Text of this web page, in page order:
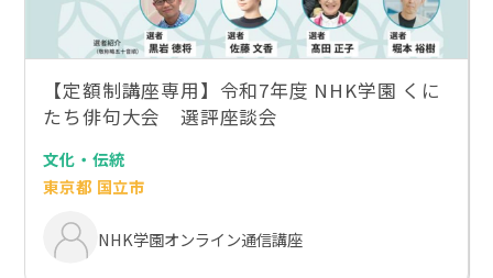
【定額制講座専用】令和7年度 NHK学園 くに
たち俳句大会 選評座談会
文化・伝統
東京都 国立市
NHK学園オンライン通信講座